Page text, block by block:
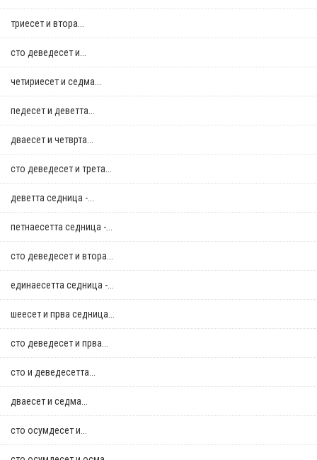
триесет и втора...
сто деведесет и...
четириесет и седма...
педесет и деветта...
дваесет и четврта...
сто деведесет и трета...
деветта седница -...
петнаесетта седница -...
сто деведесет и втора...
единаесетта седница -...
шеесет и прва седница...
сто деведесет и прва...
сто и деведесетта...
дваесет и седма...
сто осумдесет и...